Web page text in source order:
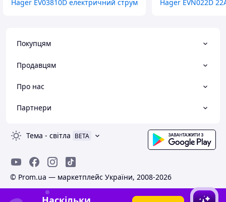
Hager EV03810D електричний струм Hager EVN022D
Покупцям
Продавцям
Про нас
Партнери
Тема - світла BETA
© Prom.ua — маркетплейс України, 2008-2026